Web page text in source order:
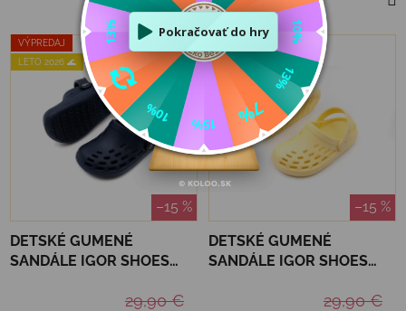
VÝPREDAJ
LETO 2026 🌊
–15 %
DETSKÉ GUMENÉ
SANDÁLE IGOR SHOES
29,90 €
LETO 2026 🌊
–15 %
DETSKÉ GUMENÉ
SANDÁLE IGOR SHOES
29,90 €